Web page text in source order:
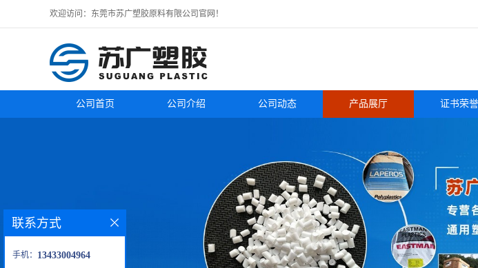
欢迎访问：东莞市苏广塑胶原料有限公司官网！
公司首页 公司介绍 公司动态 产品展厅 证书荣誉
联系方式
手机： 13433004964